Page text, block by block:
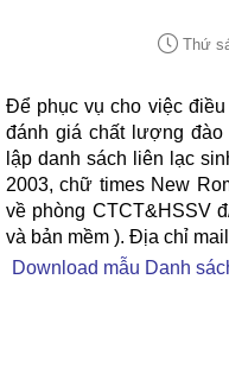
Thứ
Để phục vụ cho việc
đánh giá chất lượng
lập danh sách liên lạc
2003, chữ times New
về phòng CTCT&HSSV
và bản mềm ). Địa chỉ
Download mẫu Danh